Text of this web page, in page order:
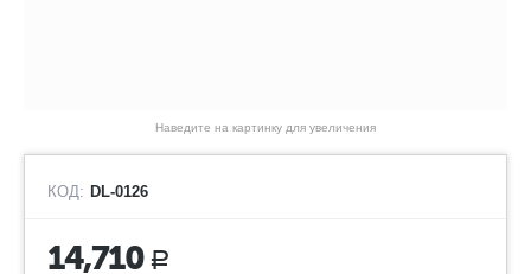
Наведите на картинку для увеличения
КОД: DL-0126
14,710 Р